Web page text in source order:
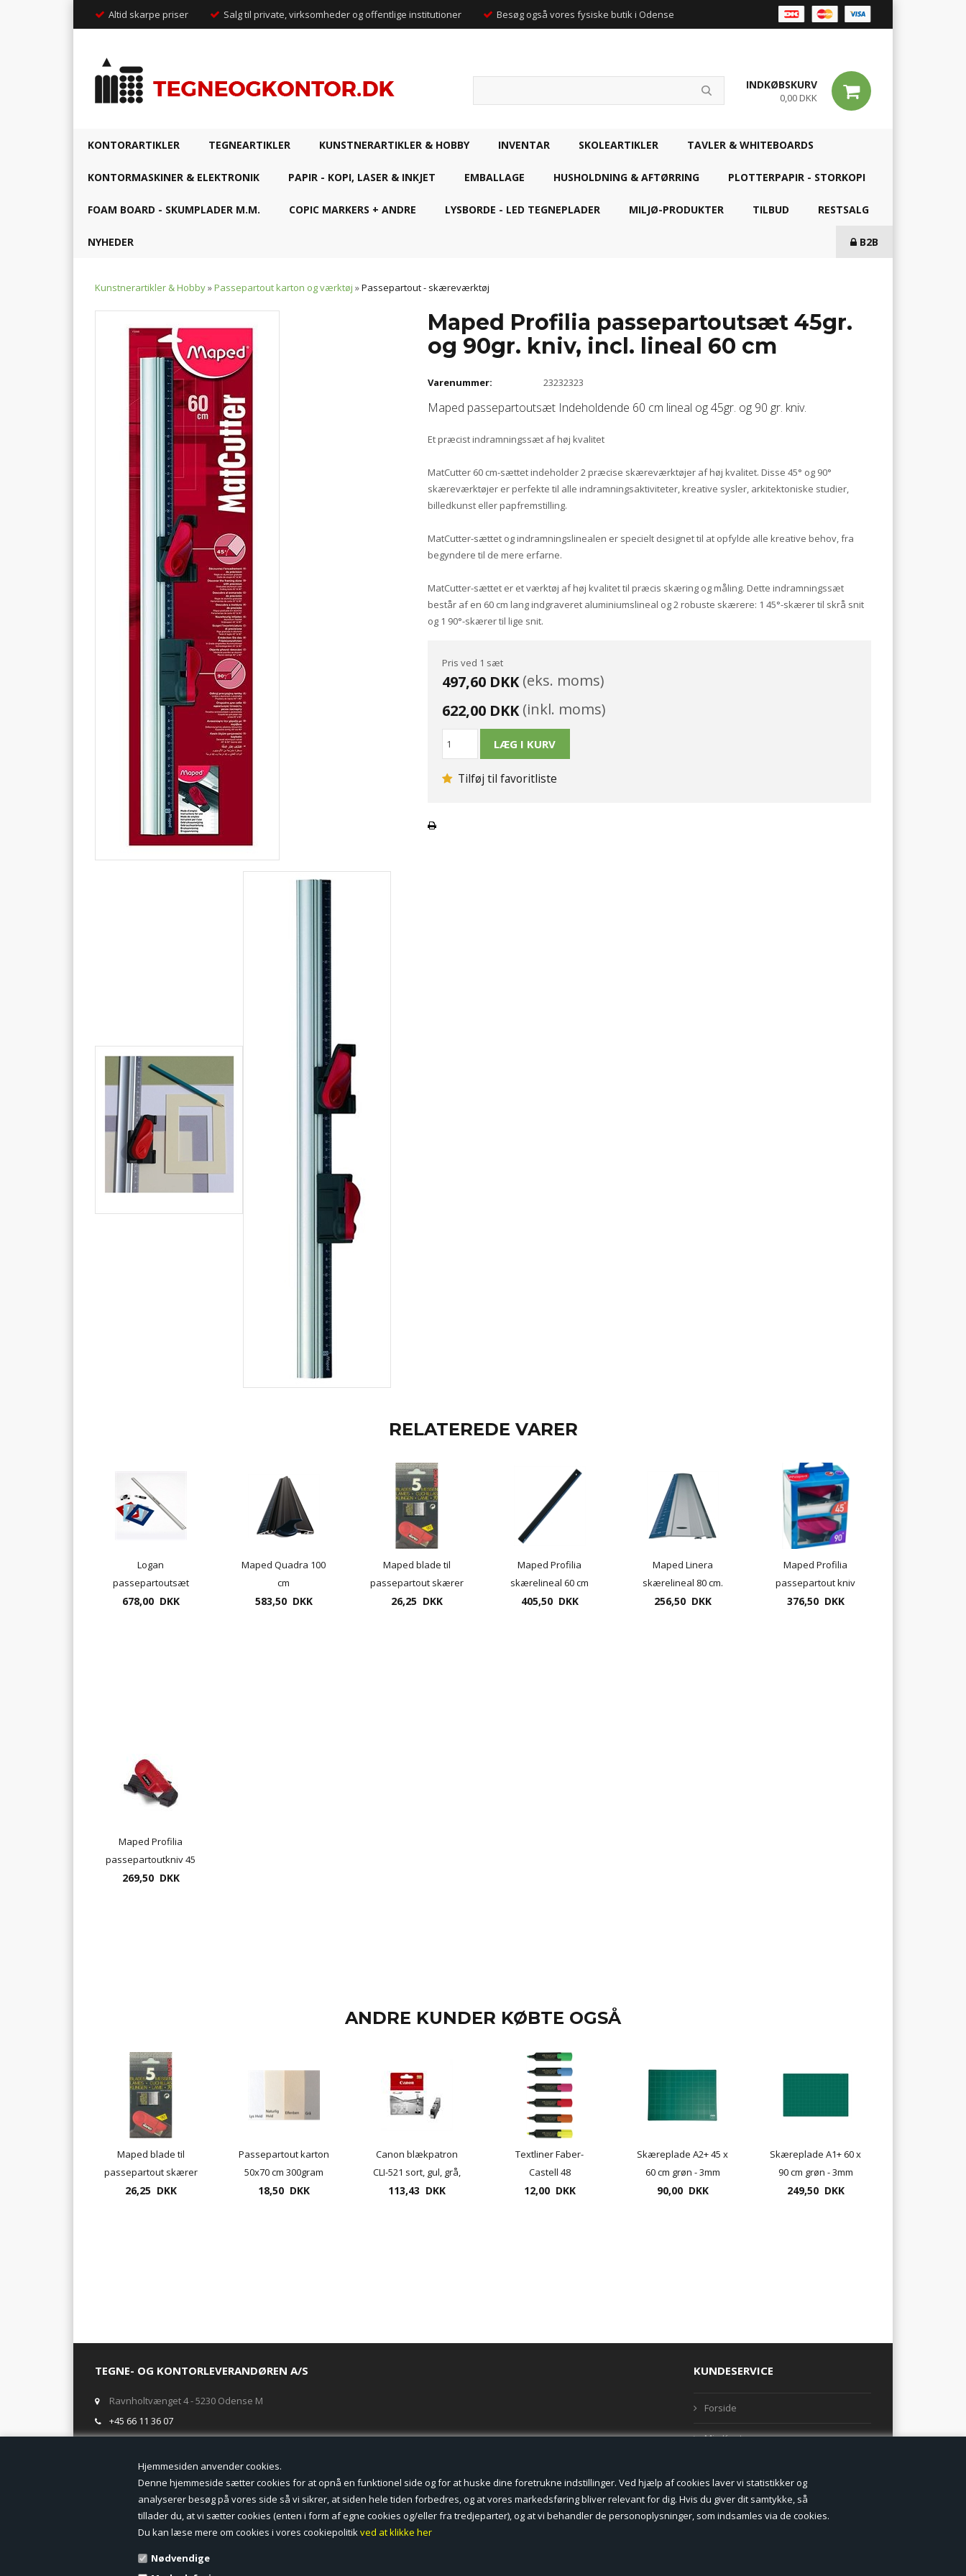
Hjemmesiden anvender cookies.
Denne hjemmeside sætter cookies for at opnå en funktionel side og for at huske dine foretrukne indstillinger. Ved hjælp af cookies laver vi statistikker og
analyserer besøg på vores side så vi sikrer, at siden hele tiden forbedres, og at vores markedsføring bliver relevant for dig. Hvis du giver dit samtykke, så
tillader du, at vi sætter cookies (enten i form af egne cookies og/eller fra tredjeparter), og at vi behandler de personoplysninger, som indsamles via de cookies.
Du kan læse mere om cookies i vores cookiepolitikved at klikke her
Nødvendige
Altid skarpe priser Salg til private, virksomheder og offentlige institutioner Besøg også vores fysiske butik i Odense
INDKØBSKURV
0,00 DKK
KONTORARTIKLER TEGNEARTIKLER KUNSTNERARTIKLER & HOBBY INVENTAR SKOLEARTIKLER TAVLER & WHITEBOARDS
KONTORMASKINER & ELEKTRONIK PAPIR - KOPI, LASER & INKJET EMBALLAGE HUSHOLDNING & AFTØRRING PLOTTERPAPIR - STORKOPI
FOAM BOARD - SKUMPLADER M.M. COPIC MARKERS + ANDRE LYSBORDE - LED TEGNEPLADER MILJØ-PRODUKTER TILBUD RESTSALG
NYHEDER B2B
Kunstnerartikler & Hobby»Passepartout karton og værktøj »Passepartout - skæreværktøj
Maped Profilia passepartoutsæt 45gr.
og 90gr. kniv, incl. lineal 60 cm
Varenummer: 23232323
Maped passepartoutsæt Indeholdende 60 cm lineal og 45gr. og 90 gr. kniv.
Et præcist indramningssæt af høj kvalitet
MatCutter 60 cm-sættet indeholder 2 præcise skæreværktøjer af høj kvalitet. Disse 45° og 90°
skæreværktøjer er perfekte til alle indramningsaktiviteter, kreative sysler, arkitektoniske studier,
billedkunst eller papfremstilling.
MatCutter-sættet og indramningslinealen er specielt designet til at opfylde alle kreative behov, fra
begyndere til de mere erfarne.
MatCutter-sættet er et værktøj af høj kvalitet til præcis skæring og måling. Dette indramningssæt
består af en 60 cm lang indgraveret aluminiumslineal og 2 robuste skærere: 1 45°-skærer til skrå snit
og 1 90°-skærer til lige snit.
Pris ved 1 sæt
497,60 DKK(eks. moms)
622,00 DKK(inkl. moms)
Tilføj til favoritliste
RELATEREDE VARER
Logan
passepartoutsæt
C424-1 med ekstra
678,00 DKK
Maped Quadra 100
cm
passepartoutlineal
583,50 DKK
Maped blade til
passepartout skærer
10 blade/pk.
26,25 DKK
Maped Profilia
skærelineal 60 cm
405,50 DKK
Maped Linera
skærelineal 80 cm.
256,50 DKK
Maped Profilia
passepartout kniv
sæt, 45 gr. og 90 gr..
376,50 DKK
Maped Profilia
passepartoutkniv 45
269,50 DKK
ANDRE KUNDER KØBTE OGSÅ
Maped blade til
passepartout skærer
10 blade/pk.
26,25 DKK
Passepartout karton
50x70 cm 300gram
syrefri Hahnemühle
18,50 DKK
Canon blækpatron
CLI-521 sort, gul, grå,
magenta el. cyan
113,43 DKK
Textliner Faber-
Castell 48
overstregningspen
12,00 DKK
Skæreplade A2+ 45 x
60 cm grøn - 3mm
tykkelse
90,00 DKK
Skæreplade A1+ 60 x
90 cm grøn - 3mm
tykkelse
249,50 DKK
TEGNE- OG KONTORLEVERANDØREN A/S
Ravnholtvænget 4 - 5230 Odense M
+45 66 11 36 07
salg@tegneogkontor.dk
ÅBNINGSTIDER I BUTIKKEN
Mandag-Fredag: 8.00 - 17.00
Ring gerne for lagerstatus inden besøg i butikken
KUNDESERVICE
Forside
Min Konto
Vilkår og betingelser